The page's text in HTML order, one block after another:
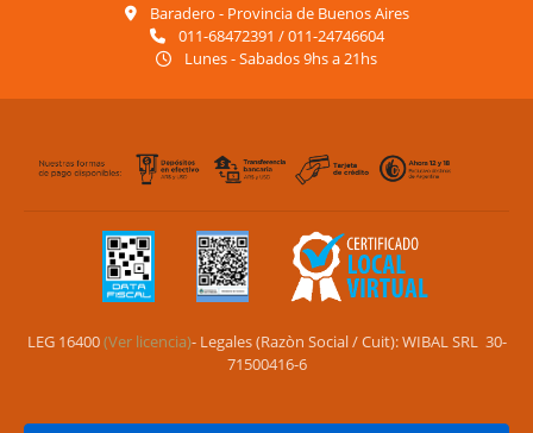
Baradero - Provincia de Buenos Aires
011-68472391 / 011-24746604
Lunes - Sabados 9hs a 21hs
LEG 16400(Ver licencia)- Legales (Razòn Social / Cuit): WIBAL SRL 30-
71500416-6